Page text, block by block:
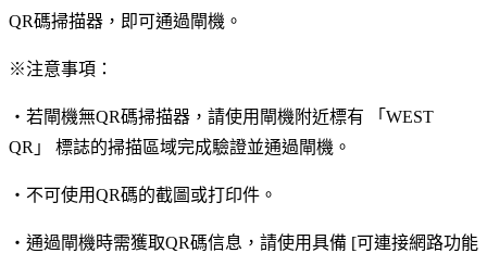
QR碼掃描器，即可通過閘機。
※注意事項：
・若閘機無QR碼掃描器，請使用閘機附近標有 「WEST
QR」 標誌的掃描區域完成驗證並通過閘機。
・不可使用QR碼的截圖或打印件。
・通過閘機時需獲取QR碼信息，請使用具備 [可連接網路功能